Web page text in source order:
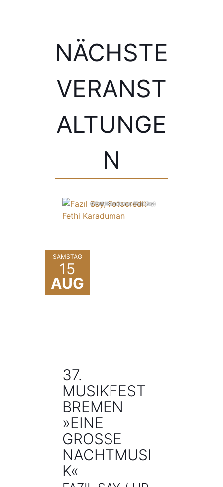
NÄCHSTE
VERANST
ALTUNGE
N
SAMSTAG
15
AUG
© Fethi Karaduman (Fazıl Say)
37.
MUSIKFEST
BREMEN
»EINE
GROSSE N
ACHTMUSIK
«